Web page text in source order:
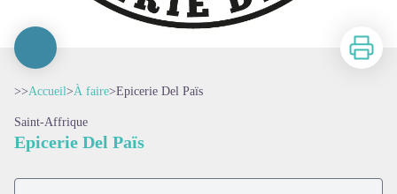
Imprimer
>>Accueil>À faire>Epicerie Del Païs
Saint-Affrique
Epicerie Del Païs